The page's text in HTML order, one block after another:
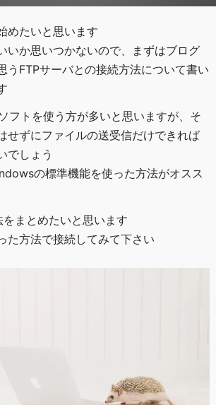
めたいと思います
いか思いつかないので、まずはブログ
うFTPサーバとの接続方法について書い
フトを使う方が多いと思いますが、そ
せずにファイルの送受信だけできれば
でしょう
の標準機能を使った方法がオスス
まとめたいと思います
た方法で接続してみて下さい